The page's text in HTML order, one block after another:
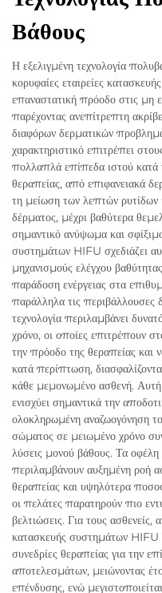
Βάθους
Η εξελιγμένη τεχνολογία
κορυφαίες εταιρείες
επαναστατική πρόοδο στις μη
παρέχοντας ανεπίτρεπτη
διαφόρων δερματικών
χαρακτηριστικό επιτρέπει
πολλαπλά επίπεδα ιστού κατά
θεραπείας, από επιφανειακά
τη μείωση των λεπτών ρυτίδων
δέρματος, μέχρι βαθύτερα
σημαντικό ανύψωμα και
συστημάτων HIFU σχεδιάζει
μηχανισμούς ελέγχου
παράδοση ενέργειας στα
παράλληλα τις
τεχνολογία περιλαμβάνει
χρόνο, οι οποίες επιτρέπουν
την πρόοδο της θεραπείας και
κατά περίπτωση,
κάθε μεμονωμένο ασθενή.
ενισχύει σημαντικά την
ολοκληρωμένη αναζωογόνηση
σώματος σε μειωμένο χρόνο
λύσεις μονού βάθους. Τα οφέλη
περιλαμβάνουν αυξημένη ροή
θεραπείας και υψηλότερα
οι πελάτες παρατηρούν πιο
βελτιώσεις. Για τους
κατασκευής συστημάτων HIFU
συνεδρίες θεραπείας για την
αποτελεσμάτων, μειώνοντας
επένδυσης, ενώ